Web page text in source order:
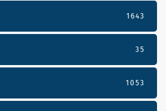
1643
35
1053